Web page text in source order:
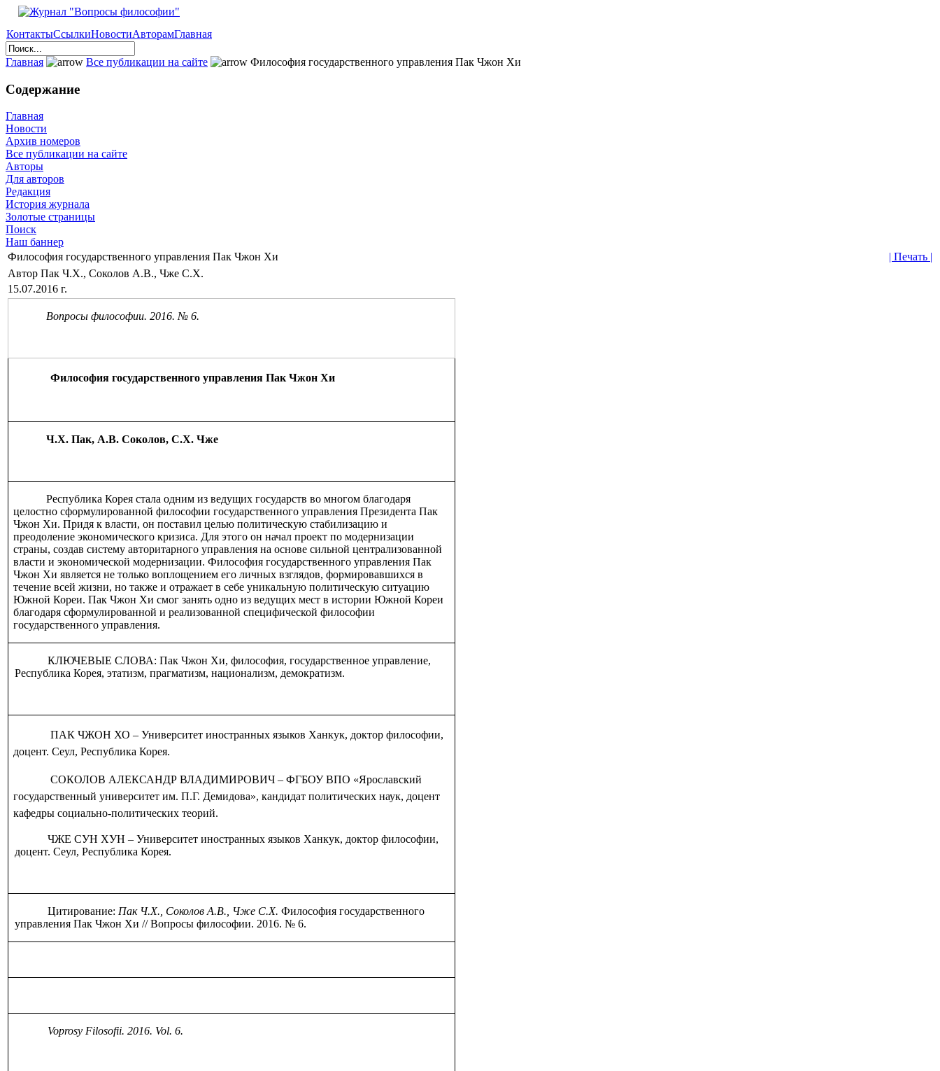
КонтактыСсылкиНовостиАвторамГлавная
Главная Все публикации на сайте Философия государственного управления Пак Чжон Хи
Содержание
Главная
Новости
Архив номеров
Все публикации на сайте
Авторы
Для авторов
Редакция
История журнала
Золотые страницы
Поиск
Наш баннер
Философия государственного управления Пак Чжон Хи
| Печать |
Автор Пак Ч.Х., Соколов А.В., Чже С.Х.
15.07.2016 г.
Вопросы философии. 2016. № 6.
Философия государственного управления Пак Чжон Хи
Ч.Х. Пак, А.В. Соколов, С.Х. Чже
Республика Корея стала одним из ведущих государств во многом благодаря
целостно сформулированной философии государственного управления Президента Пак
Чжон Хи.Придя к власти, он поставил целью политическую стабилизацию и
преодоление экономического кризиса. Для этого он начал проект по модернизации
страны, создав систему авторитарного управления на основе сильной централизованной
власти и экономической модернизации. Философия государственного управления Пак
Чжон Хи является не только воплощением его личных взглядов, формировавшихся в
течение всей жизни, но также и отражает в себе уникальную политическую ситуацию
Южной Кореи.Пак Чжон Хи смог занять одно из ведущих мест в истории Южной Кореи
благодаря сформулированной и реализованной специфической философии
государственного управления.
КЛЮЧЕВЫЕ СЛОВА:Пак Чжон Хи, философия, государственное управление,
Республика Корея, этатизм, прагматизм, национализм, демократизм.
ПАК ЧЖОН ХО ‒Университет иностранных языков Ханкук, доктор философии,
доцент. Сеул, Республика Корея.
СОКОЛОВ АЛЕКСАНДР ВЛАДИМИРОВИЧ ‒ФГБОУ ВПО «Ярославский
государственный университет им. П.Г. Демидова», кандидат политических наук, доцент
кафедры социально-политических теорий.
ЧЖЕ СУН ХУН ‒ Университет иностранных языков Ханкук, доктор философии,
доцент. Сеул, Республика Корея.
Цитирование:Пак Ч.Х., Соколов А.В., Чже С.Х. Философия государственного
управления Пак Чжон Хи // Вопросы философии. 2016. №6.
Voprosy Filosofii. 2016. Vol. 6.